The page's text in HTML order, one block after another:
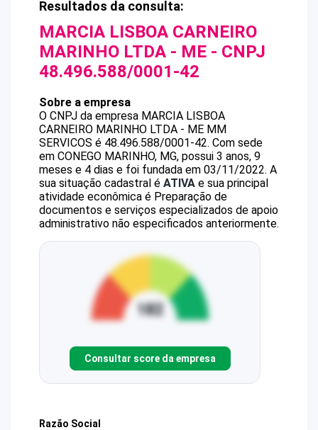
Resultados da consulta:
MARCIA LISBOA CARNEIRO
MARINHO LTDA - ME - CNPJ
48.496.588/0001-42
Sobre a empresa
O CNPJ da empresa MARCIA LISBOA
CARNEIRO MARINHO LTDA - ME MM
SERVICOS é 48.496.588/0001-42. Com sede
em CONEGO MARINHO, MG, possui 3 anos, 9
meses e 4 dias e foi fundada em 03/11/2022. A
sua situação cadastral é ATIVA e sua principal
atividade econômica é Preparação de
documentos e serviços especializados de apoio
administrativo não especificados anteriormente.
Consultar score da empresa
Razão Social